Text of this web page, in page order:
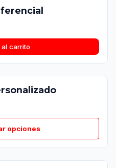
carrito
opciones